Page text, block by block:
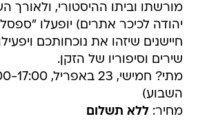
מורשתו וביתו ההיסטורי, ולאורך
יהודה לכיכר אתרים) יופעלו
חיישנים שיזהו את נוכחותכם
שירים וסיפוריו של הזקן.
השבוע)
מחיר:ללא תשלום